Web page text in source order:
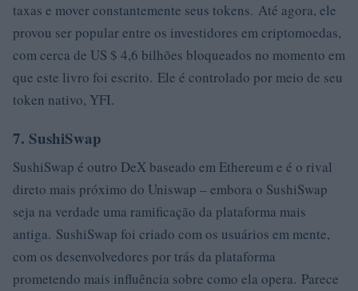
taxas e mover constantemente seus tokens. Até agora, ele
provou ser popular entre os investidores em criptomoedas,
com cerca de US $ 4,6 bilhões bloqueados no momento em
que este livro foi escrito. Ele é controlado por meio de seu
token nativo, YFI.
7. SushiSwap
SushiSwap é outro DeX baseado em Ethereum e é o rival
direto mais próximo do Uniswap – embora o SushiSwap
seja na verdade uma ramificação da plataforma mais
antiga. SushiSwap foi criado com os usuários em mente,
com os desenvolvedores por trás da plataforma
prometendo mais influência sobre como ela opera. Parece